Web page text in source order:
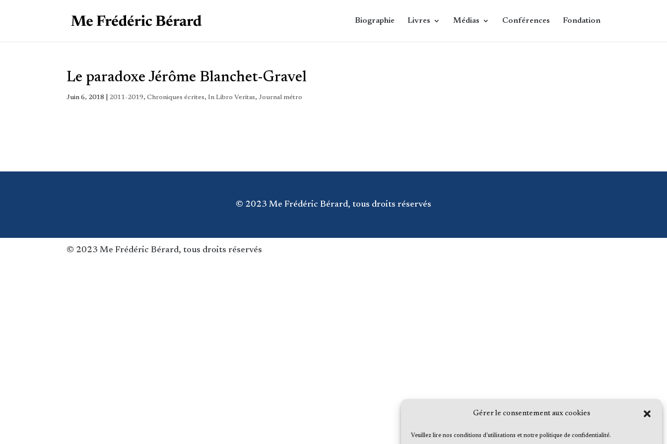
Gérer le consentement aux cookies
Veuillez lire nos conditions d'utilisations et notre politique de confidentialité.
Biographie Livres Médias Conférences Fondation
Le paradoxe Jérôme Blanchet-Gravel
Juin 6, 2018 2011-2019,Chroniques écrites,In Libro Veritas,Journal métro
© 2023 Me Frédéric Bérard, tous droits réservés
© 2023 Me Frédéric Bérard, tous droits réservés